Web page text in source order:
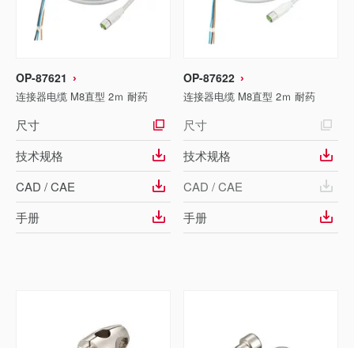
OP-87621
连接器电缆 M8直型 2ｍ 耐药
尺寸
技术规格
CAD / CAE
手册
OP-87622
连接器电缆 M8直型 2ｍ 耐药
尺寸
技术规格
CAD / CAE
手册